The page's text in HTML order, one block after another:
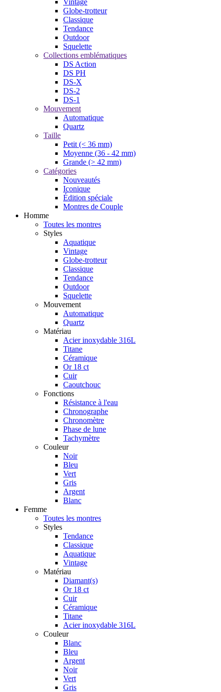
Globe-trotteur
Classique
Tendance
Outdoor
Squelette
Collections emblématiques
DS Action
DS PH
DS-X
DS-2
DS-1
Mouvement
Automatique
Quartz
Taille
Petit (< 36 mm)
Moyenne (36 - 42 mm)
Grande (> 42 mm)
Catégories
Nouveautés
Iconique
Édition spéciale
Montres de Couple
Homme
Toutes les montres
Styles
Aquatique
Vintage
Globe-trotteur
Classique
Tendance
Outdoor
Squelette
Mouvement
Automatique
Quartz
Matériau
Acier inoxydable 316L
Titane
Céramique
Or 18 ct
Cuir
Caoutchouc
Fonctions
Résistance à l'eau
Chronographe
Chronomètre
Phase de lune
Tachymètre
Couleur
Noir
Bleu
Vert
Gris
Argent
Blanc
Femme
Toutes les montres
Styles
Tendance
Classique
Aquatique
Vintage
Matériau
Diamant(s)
Or 18 ct
Cuir
Céramique
Titane
Acier inoxydable 316L
Couleur
Blanc
Bleu
Argent
Noir
Vert
Gris